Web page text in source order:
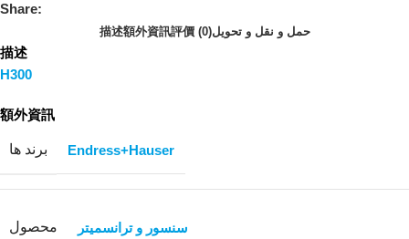
Share:
描述額外資訊評價 (0)حمل و نقل و تحویل
描述
H300
額外資訊
برند ها Endress+Hauser
محصول سنسور و ترانسمیتر